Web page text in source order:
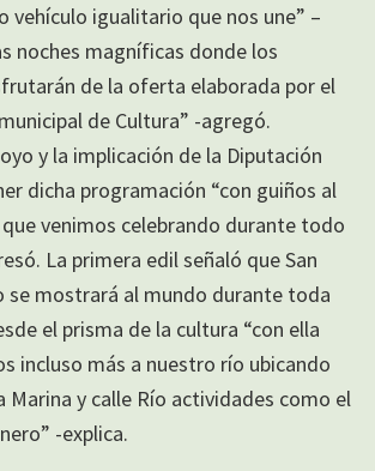
vehículo igualitario que nos une” –
noches magníficas donde los
de la oferta elaborada por el
de Cultura” -agregó.
y la implicación de la Diputación
dicha programación “con guiños al
venimos celebrando durante todo
La primera edil señaló que San
se mostrará al mundo durante toda
el prisma de la cultura “con ella
incluso más a nuestro río ubicando
Marina y calle Río actividades como el
-explica.